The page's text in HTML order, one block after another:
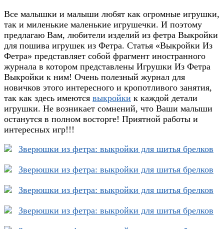
Все малышки и малыши любят как огромные игрушки,
так и миленькие маленькие игрушечки. И поэтому
предлагаю Вам, любители изделий из фетра Выкройки
для пошива игрушек из Фетра. Статья «Выкройки Из
Фетра» представляет собой фрагмент иностранного
журнала в котором представлены Игрушки Из Фетра
Выкройки к ним! Очень полезный журнал для
новичков этого интересного и кропотливого занятия,
так как здесь имеются выкройки к каждой детали
игрушки. Не возникает сомнений, что Ваши малыши
останутся в полном восторге! Приятной работы и
интересных игр!!!